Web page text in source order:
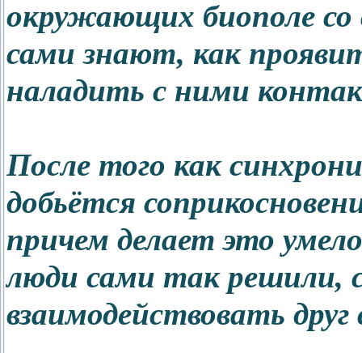
окружающих биополе со
сами знают, как
наладить с ними
После того как
добьётся
причем делает это
люди сами так решили,
взаимодействовать друг